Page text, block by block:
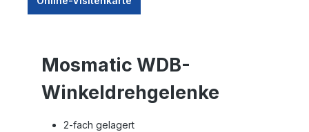
Mosmatic WDB-
Winkeldrehgelenke
2-fach gelagert